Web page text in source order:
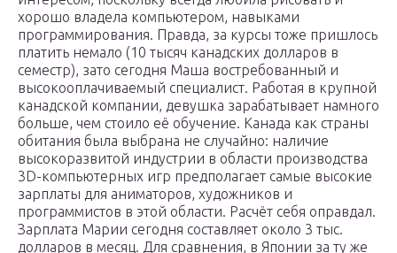
хорошо владела компьютером, навыками
программирования. Правда, за курсы тоже пришлось
платить немало (10 тысяч канадских долларов в
семестр), зато сегодня Маша востребованный и
высокооплачиваемый специалист. Работая в крупной
канадской компании, девушка зарабатывает намного
больше, чем стоило её обучение. Канада как страны
обитания была выбрана не случайно: наличие
высокоразвитой индустрии в области производства
3D-компьютерных игр предполагает самые высокие
зарплаты для аниматоров, художников и
программистов в этой области. Расчёт себя оправдал.
Зарплата Марии сегодня составляет около 3 тыс.
долларов в месяц. Для сравнения, в Японии за ту же